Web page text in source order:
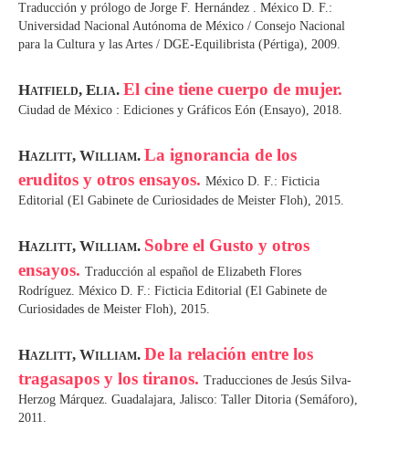
Traducción y prólogo de Jorge F. Hernández . México D. F.:
Universidad Nacional Autónoma de México / Consejo Nacional
para la Cultura y las Artes / DGE-Equilibrista (Pértiga), 2009.
Hatfield, Elia. El cine tiene cuerpo de mujer.
Ciudad de México : Ediciones y Gráficos Eón (Ensayo), 2018.
Hazlitt, William. La ignorancia de los
eruditos y otros ensayos. México D. F.: Ficticia
Editorial (El Gabinete de Curiosidades de Meister Floh), 2015.
Hazlitt, William. Sobre el Gusto y otros
ensayos. Traducción al español de Elizabeth Flores
Rodríguez. México D. F.: Ficticia Editorial (El Gabinete de
Curiosidades de Meister Floh), 2015.
Hazlitt, William. De la relación entre los
tragasapos y los tiranos. Traducciones de Jesús Silva-
Herzog Márquez. Guadalajara, Jalisco: Taller Ditoria (Semáforo),
2011.